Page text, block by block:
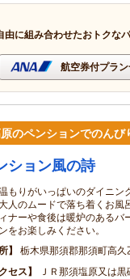
由に組み合わせたおトクな
航空券付プラ
のペンションでのんび
ション風の詩
もりがいっぱいのダイニン
人のムードで落ち着くお風
ナーや食後は暖炉のあるバ
をお楽しみください。
栃木県那須郡那須町高
セス
ＪＲ那須塩原又は